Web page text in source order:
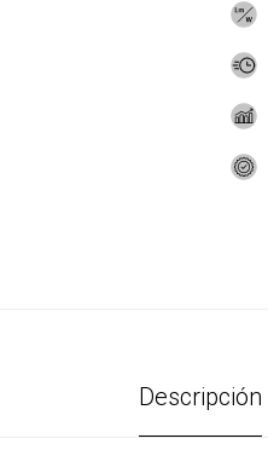
Descripción